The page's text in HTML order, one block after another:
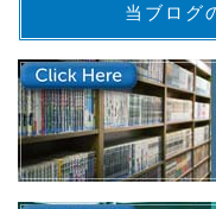
当ブログ